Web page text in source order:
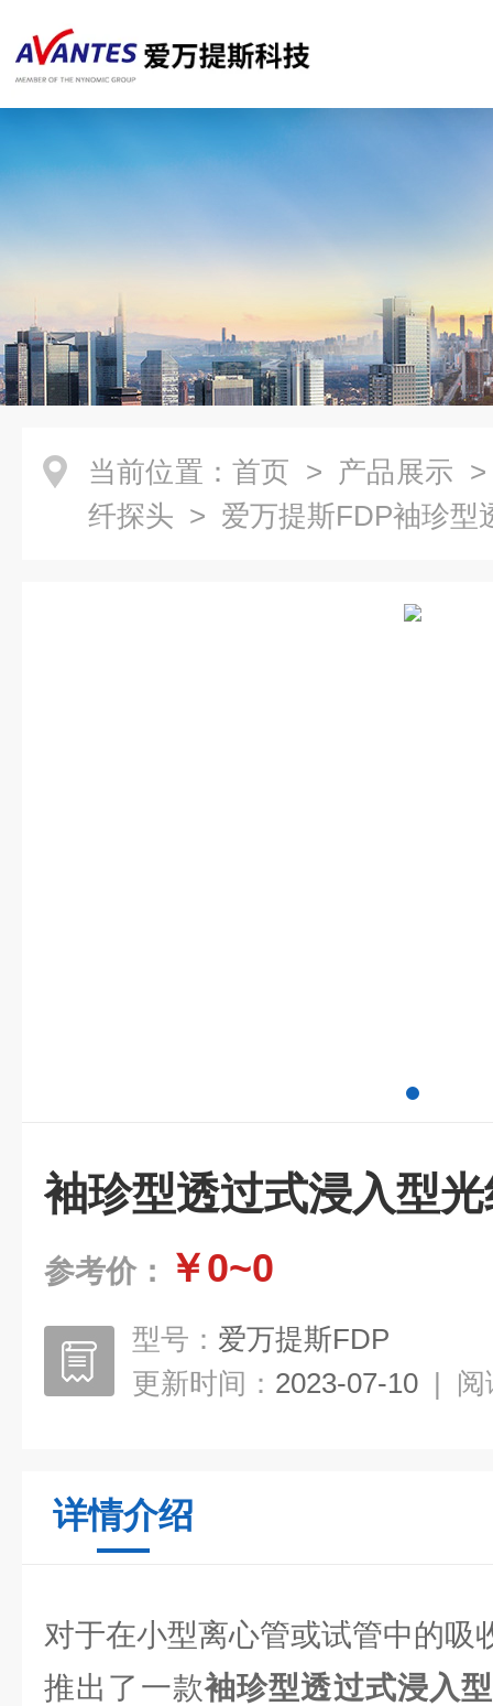
当前位置： 首页 > 产品展示
纤探头 > 爱万提斯FDP袖珍型
袖珍型透过式浸入型
参考价： ￥0~0
型号： 爱万提斯FDP
更新时间： 2023-07-10 | 阅
详情介绍
对于在小型离心管或试管中的吸
推出了一款袖珍型透过式浸入